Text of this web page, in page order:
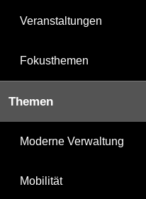
Veranstaltungen
Fokusthemen
Themen
Moderne Verwaltung
Mobilität